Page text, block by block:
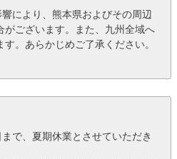
により、熊本県およびその周辺
がございます。また、九州全域へ
。あらかじめご了承ください。
で、夏期休業とさせていただき